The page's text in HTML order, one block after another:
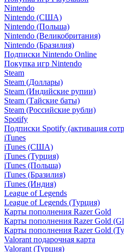
Nintendo
Nintendo (США)
Nintendo (Польша)
Nintendo (Великобритания)
Nintendo (Бразилия)
Подписки Nintendo Online
Покупка игр Nintendo
Steam
Steam (Доллары)
Steam (Индийские рупии)
Steam (Тайские баты)
Steam (Российские рубли)
Spotify
Подписки Spotify (активация
iTunes
iTunes (США)
iTunes (Турция)
iTunes (Польша)
iTunes (Бразилия)
iTunes (Индия)
League of Legends
League of Legends (Турция)
Карты пополнения Razer Gold
Карты пополнения Razer Gold
Карты пополнения Razer Gold
Valorant подарочная карта
Valorant (Турция)